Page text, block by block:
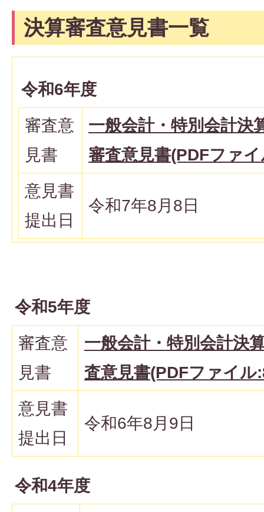
決算審査意見書一覧
令和6年度
審査意
見書
一般会計・特別会計決
審査意見書(PDFファ
意見書
提出日
令和7年8月8日
令和5年度
審査意
見書
一般会計・特別会計決
査意見書(PDFファイル
意見書
提出日
令和6年8月9日
令和4年度